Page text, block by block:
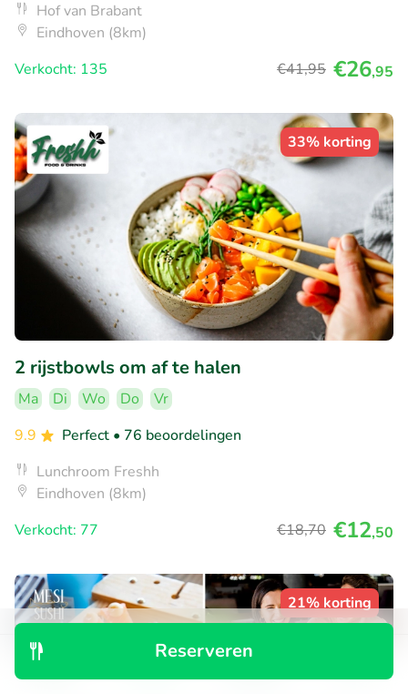
Reserveren
Hof van Brabant
Eindhoven (8km)
Verkocht: 135
€41,95 €26,95
33% korting
2 rijstbowls om af te halen
Ma Di Wo Do
Vr
9.9
Perfect • 76 beoordelingen
Lunchroom Freshh
Eindhoven (8km)
Verkocht: 77
€18,70 €12,50
21% korting